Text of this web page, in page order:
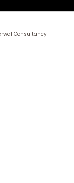
Consultancy